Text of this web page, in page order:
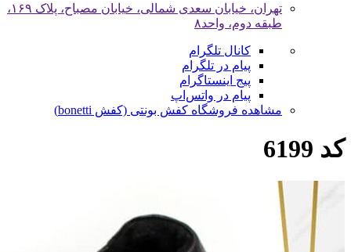
تهران، خیابان سعدی شمالی، خیابان مصباح، پلاک ۱۶۹،
طبقه دوم، واحد۸
کانال تلگرام
پیام در تلگرام
پیج اینستاگرام
پیام در واتس‌اپ
مشاهده فروشگاه کفش بونتی (کفش bonetti)
کد 6199